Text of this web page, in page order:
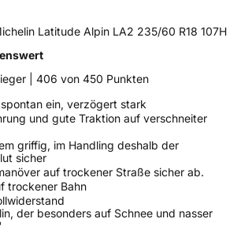
Alpin LA2
SUV
Latitude Alpin LA2 235/60 R18 107H
| 406 von 450 Punkten
ein, verzögert stark
und gute Traktion auf verschneiter
griffig, im Handling deshalb der
sicher
auf trockener Straße sicher ab.
trockener Bahn
der besonders auf Schnee und nasser